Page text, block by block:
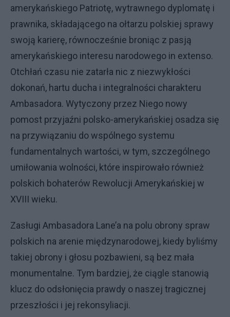
amerykańskiego Patriotę, wytrawnego dyplomatę i
prawnika, składającego na ołtarzu polskiej sprawy
swoją karierę, równocześnie broniąc z pasją
amerykańskiego interesu narodowego in extenso.
Otchłań czasu nie zatarła nic z niezwykłości
dokonań, hartu ducha i integralności charakteru
Ambasadora. Wytyczony przez Niego nowy
pomost przyjaźni polsko-amerykańskiej osadza się
na przywiązaniu do wspólnego systemu
fundamentalnych wartości, w tym, szczególnego
umiłowania wolności, które inspirowało również
polskich bohaterów Rewolucji Amerykańskiej w
XVIII wieku.
Zasługi Ambasadora Lane’a na polu obrony spraw
polskich na arenie międzynarodowej, kiedy byliśmy
takiej obrony i głosu pozbawieni, są bez mała
monumentalne. Tym bardziej, że ciągle stanowią
klucz do odsłonięcia prawdy o naszej tragicznej
przeszłości i jej rekonsyliacji.